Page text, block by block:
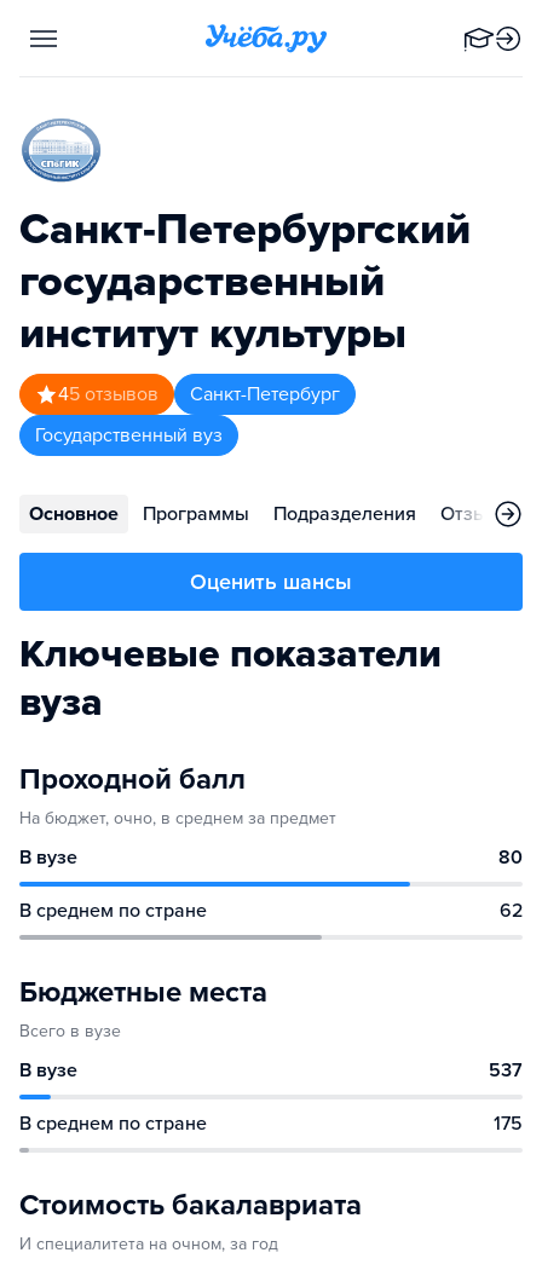
Санкт-Петербургский
государственный
институт культуры
45 отзывов
Санкт-Петербург
Государственный вуз
Основное Программы Подразделения Отзывы
Оценить шансы
Ключевые показатели
вуза
Проходной балл
На бюджет, очно, в среднем за предмет
В вузе 80
В среднем по стране 62
Бюджетные места
Всего в вузе
В вузе 537
В среднем по стране 175
Стоимость бакалавриата
И специалитета на очном, за год